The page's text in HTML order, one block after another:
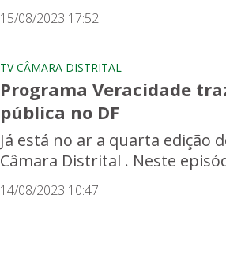
15/08/2023 17:52
TV CÂMARA DISTRITAL
Programa Veracidade
pública no DF
Já está no ar a quarta edição
Câmara Distrital . Neste
14/08/2023 10:47